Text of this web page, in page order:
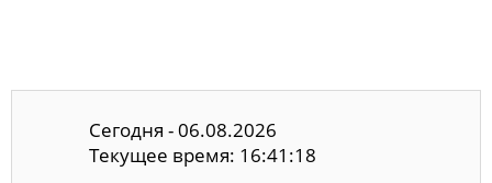
Сегодня - 06.08.2026
Текущее время: 16:41:19